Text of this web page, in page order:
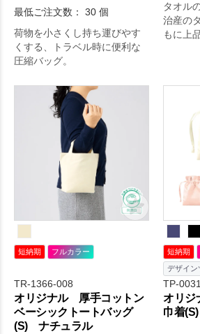
最低ご注文数： 30 個
荷物を小さくし持ち運びやす
くする、トラベル時に便利な
圧縮バッグ。
タオル
治産の
もに上
短納期 フルカラー
TR-1366-008
オリジナル 厚手コットン
ベーシックトートバッグ
(S) ナチュラル
短納期
デザイン
TP-0031
オリ
巾着(S)